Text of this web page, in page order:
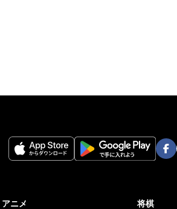
アニメ 将棋